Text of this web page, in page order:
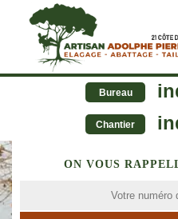
Bureau
Chantier
ON VOUS